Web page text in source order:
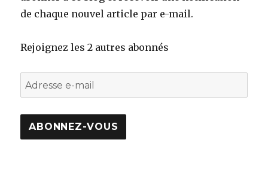
de chaque nouvel article par e-mail.
Rejoignez les 2 autres abonnés
Adresse
e-
mail
ABONNEZ-VOUS